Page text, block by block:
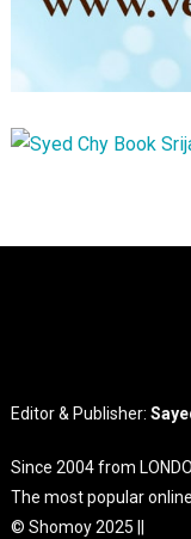
Editor & Publisher:
Since 2004 from
The most popular online
© Shomoy 2025 ||